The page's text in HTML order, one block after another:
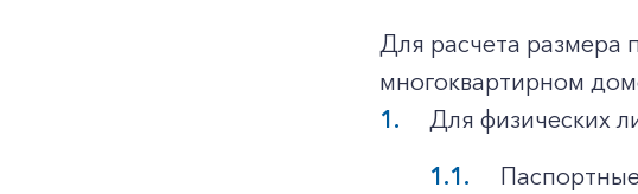
Для расчета размера
многоквартирном
Для физических